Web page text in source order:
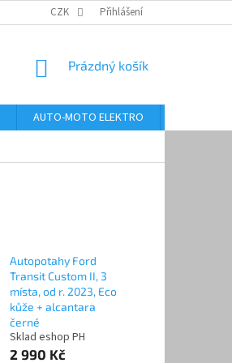
ODSTOUPENÍ OD KUPNÍ SMLOUVY
CZK Přihlášení
NÁKUPNÍ
Prázdný košík
AUTO-MOTO ELEKTRO
Autopotahy Ford
Transit Custom II, 3
místa, od r. 2023, Eco
kůže + alcantara
černé
Sklad eshop PH
2 990 Kč